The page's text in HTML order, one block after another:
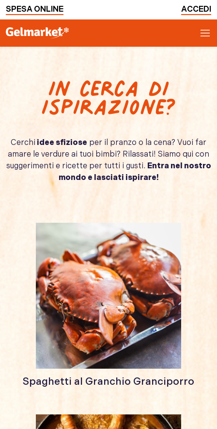
SPESA ONLINE ACCEDI
In cerca di
ispirazione?
Cerchi idee sfiziose per il pranzo o la cena? Vuoi far
amare le verdure ai tuoi bimbi? Rilassati! Siamo qui con
suggerimenti e ricette per tutti i gusti. Entra nel nostro
mondo e lasciati ispirare!
Spaghetti al Granchio Granciporro